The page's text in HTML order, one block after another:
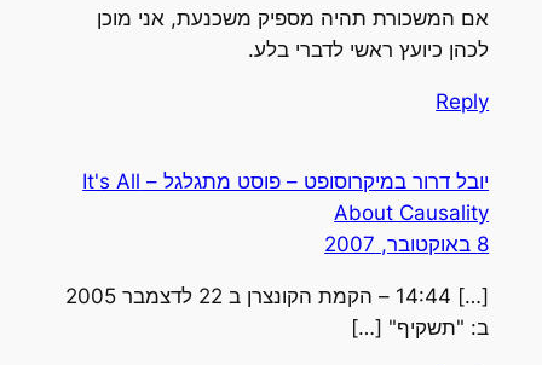
אם המשכורת תהיה מספיק משכנעת, אני מוכן
לכהן כיועץ ראשי לדברי בלע.
Reply
יובל דרור במיקרוסופט – פוסט מתגלגל – It's All
About Causality
8 באוקטובר, 2007
[…] 14:44 – הקמת הקונצרן ב 22 לדצמבר 2005
ב: "תשקיף" […]